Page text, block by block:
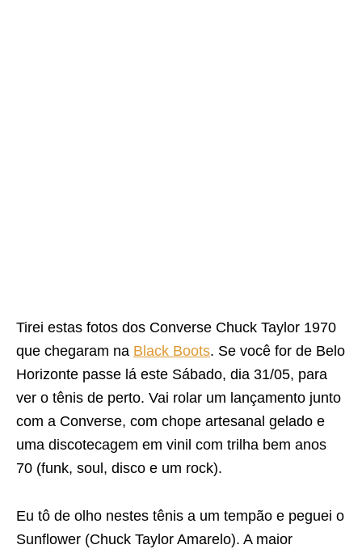
Tirei estas fotos dos Converse Chuck Taylor 1970
que chegaram na Black Boots. Se você for de Belo
Horizonte passe lá este Sábado, dia 31/05, para
ver o tênis de perto. Vai rolar um lançamento junto
com a Converse, com chope artesanal gelado e
uma discotecagem em vinil com trilha bem anos
70 (funk, soul, disco e um rock).
Eu tô de olho nestes tênis a um tempão e peguei o
Sunflower (Chuck Taylor Amarelo). A maior